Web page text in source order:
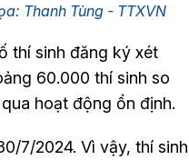
Thanh Tùng - TTXVN
thí sinh đăng ký xét
60.000 thí sinh so
hoạt động ổn định.
7/2024. Vì vậy, thí sinh